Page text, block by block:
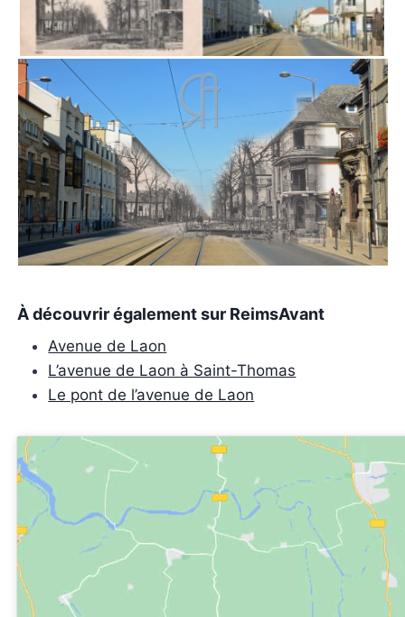
À découvrir également sur ReimsAvant
Avenue de Laon
L’avenue de Laon à Saint-Thomas
Le pont de l’avenue de Laon